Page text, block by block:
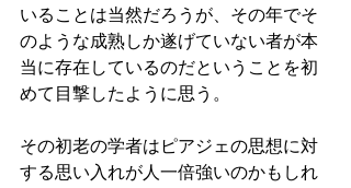
いることは当然だろうが、その年でそ
のような成熟しか遂げていない者が本
当に存在しているのだということを初
めて目撃したように思う。
その初老の学者はピアジェの思想に対
する思い入れが人一倍強いのかもしれ